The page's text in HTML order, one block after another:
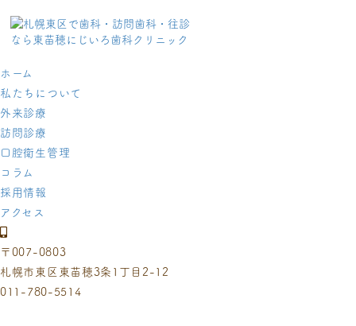
ホーム
私たちについて
外来診療
訪問診療
口腔衛生管理
コラム
採用情報
アクセス
〒007-0803
札幌市東区東苗穂3条1丁目2-12
011-780-5514